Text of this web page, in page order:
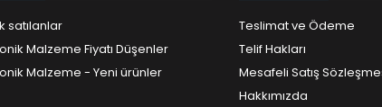
satılanlar
Malzeme Fiyatı Düşenler
Malzeme - Yeni ürünler
Teslimat ve Ödeme
Telif Hakları
Mesafeli Satış
Hakkımızda